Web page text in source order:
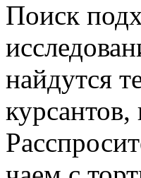
Поиск
найдутся
курсантов,